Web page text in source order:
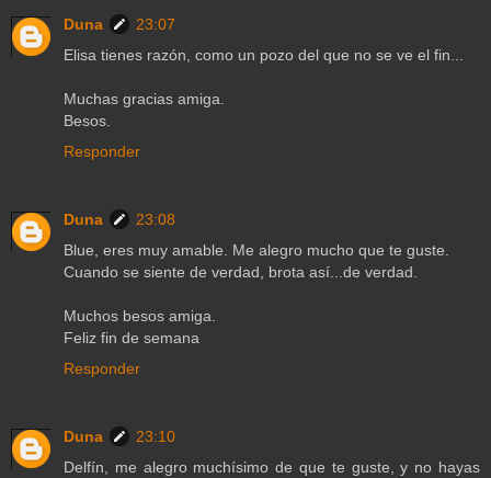
Duna
23:07
Elisa tienes razón, como un pozo del que no se ve el fin...
Muchas gracias amiga.
Besos.
Responder
Duna
23:08
Blue, eres muy amable. Me alegro mucho que te guste.
Cuando se siente de verdad, brota así...de verdad.
Muchos besos amiga.
Feliz fin de semana
Responder
Duna
23:10
Delfín, me alegro muchísimo de que te guste, y no hayas